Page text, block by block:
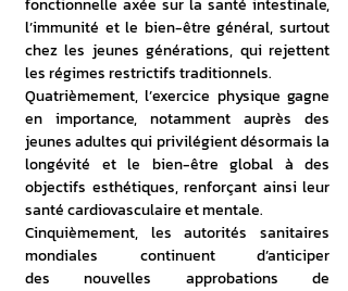
fonctionnelle axée sur la santé intestinale,
l’immunité et le bien-être général, surtout
chez les jeunes générations, qui rejettent
les régimes restrictifs traditionnels.
Quatrièmement, l’exercice physique gagne
en importance, notamment auprès des
jeunes adultes qui privilégient désormais la
longévité et le bien-être global à des
objectifs esthétiques, renforçant ainsi leur
santé cardiovasculaire et mentale.
Cinquièmement, les autorités sanitaires
mondiales continuent d’anticiper
des nouvelles approbations de